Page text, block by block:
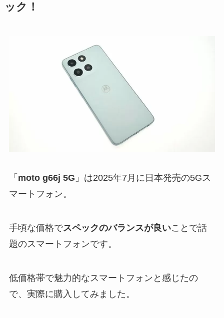
ック！
「 moto g66j 5G 」は2025年7月に日本発売の5Gス
マートフォン。
手頃な価格でスペックのバランスが良いことで話
題のスマートフォンです。
低価格帯で魅力的なスマートフォンと感じたの
で、実際に購入してみました。